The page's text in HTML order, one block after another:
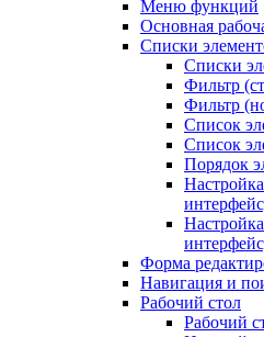
Меню функций
Основная
Списки
Списки
Фильтр
Фильтр
Список
Список
Порядок
Форма
Навигация и
Рабочий стол
Рабочий